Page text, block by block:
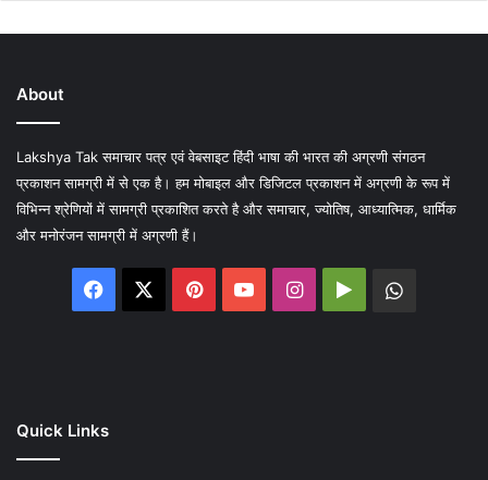
About
Lakshya Tak समाचार पत्र एवं वेबसाइट हिंदी भाषा की भारत की अग्रणी संगठन
प्रकाशन सामग्री में से एक है। हम मोबाइल और डिजिटल प्रकाशन में अग्रणी के रूप में
विभिन्न श्रेणियों में सामग्री प्रकाशित करते है और समाचार, ज्योतिष, आध्यात्मिक, धार्मिक
और मनोरंजन सामग्री में अग्रणी हैं।
Facebook PinterestYouTubeInstagram
Google
Quick Links